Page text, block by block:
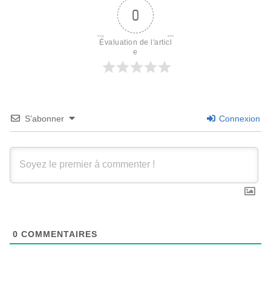
0
Évaluation de l'articl
e
S’abonner Connexion
0 COMMENTAIRES